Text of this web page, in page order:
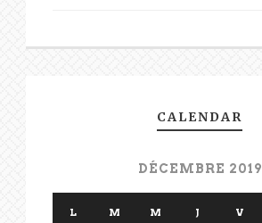
CALENDAR
DÉCEMBRE 2019
L M M J V